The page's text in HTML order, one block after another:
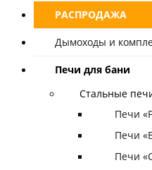
РАСПРОДАЖА
Дымоходы и
Печи для бани
Стальные
Печи
Печи
Печи